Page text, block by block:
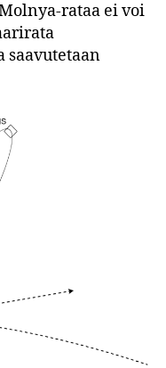
rataa ei voi
saavutetaan